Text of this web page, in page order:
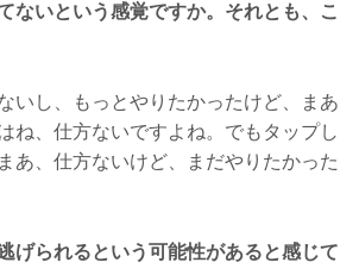
ないという感覚ですか。それとも、こ
いし、もっとやりたかったけど、まあ
ね、仕方ないですよね。でもタップし
あ、仕方ないけど、まだやりたかった
げられるという可能性があると感じて